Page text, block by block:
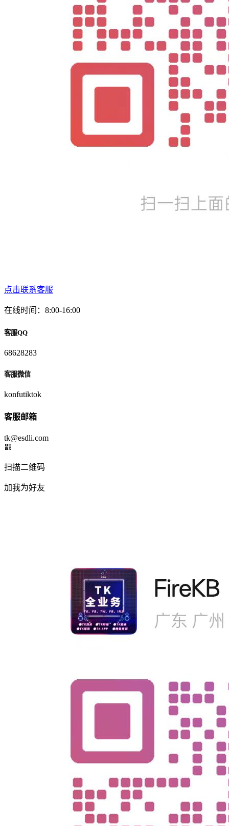
点击联系客服
在线时间：8:00-16:00
客服QQ
68628283
客服微信
konfutiktok
客服邮箱
tk@esdli.com
扫描二维码
加我为好友